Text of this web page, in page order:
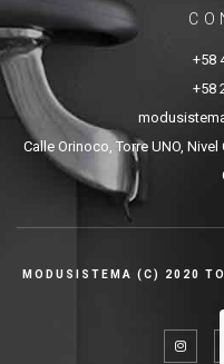
+58
+58
Calle Orinoco, Torre UNO,
MODUSISTEMA (C) 2020